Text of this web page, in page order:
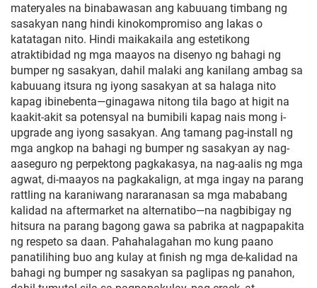
materyales na binabawasan ang kabuuang timbang ng
sasakyan nang hindi kinokompromiso ang lakas o
katatagan nito. Hindi maikakaila ang estetikong
atraktibidad ng mga maayos na disenyo ng bahagi ng
bumper ng sasakyan, dahil malaki ang kanilang ambag sa
kabuuang itsura ng iyong sasakyan at sa halaga nito
kapag ibinebenta—ginagawa nitong tila bago at higit na
kaakit-akit sa potensyal na bumibili kapag nais mong i-
upgrade ang iyong sasakyan. Ang tamang pag-install ng
mga angkop na bahagi ng bumper ng sasakyan ay nag-
aaseguro ng perpektong pagkakasya, na nag-aalis ng mga
agwat, di-maayos na pagkakalign, at mga ingay na parang
rattling na karaniwang nararanasan sa mga mababang
kalidad na aftermarket na alternatibo—na nagbibigay ng
hitsura na parang bagong gawa sa pabrika at nagpapakita
ng respeto sa daan. Pahahalagahan mo kung paano
panatilihing buo ang kulay at finish ng mga de-kalidad na
bahagi ng bumper ng sasakyan sa paglipas ng panahon,